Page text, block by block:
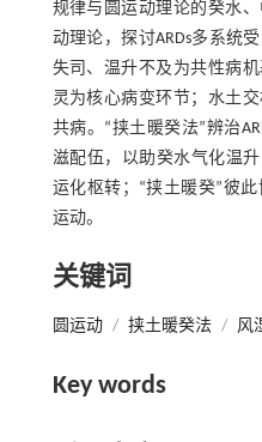
规律与圆运动理论的癸水
动理论，探讨ARDs多系统
失司、温升不及为共性病
灵为核心病变环节；水土
共病。“挟土暖癸法”辨治
滋配伍，以助癸水气化温
运化枢转；“挟土暖癸”彼
运动。
关键词
圆运动 / 挟土暖癸法 / 风
Key words